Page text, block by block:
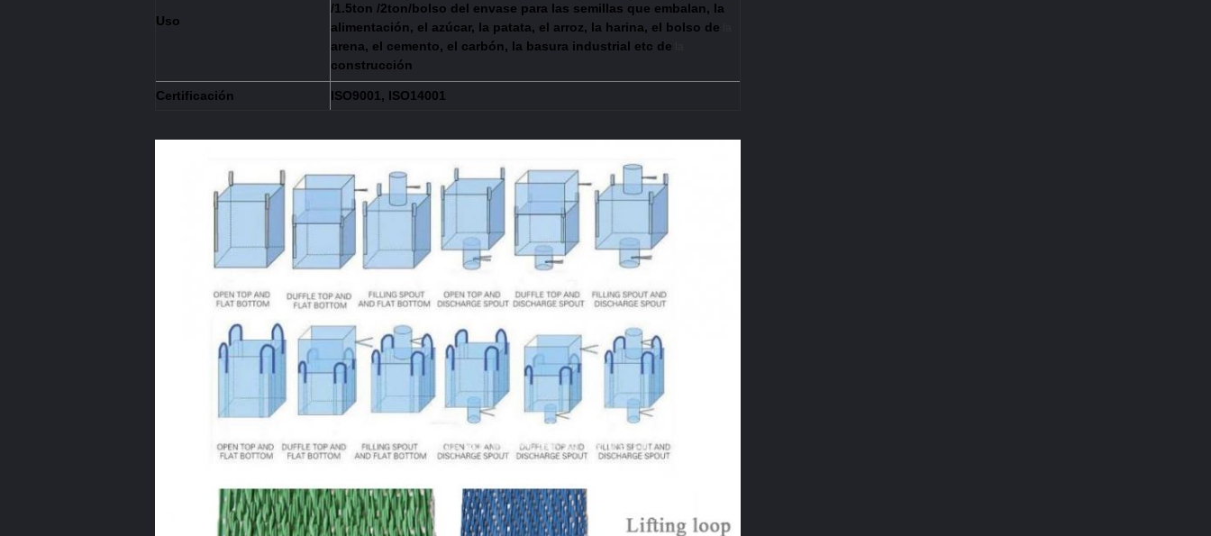
Uso
/1.5ton /2ton/bolso del envase para las semillas que embalan, la
alimentación, el azúcar, la patata, el arroz, la harina, el bolso de
arena, el cemento, el carbón, la basura industrial etc de
construcción
Certificación ISO9001, ISO14001